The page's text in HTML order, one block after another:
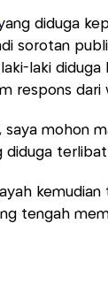
diduga
sorotan
laki diduga
respons dari
saya mohon
diduga
tengah